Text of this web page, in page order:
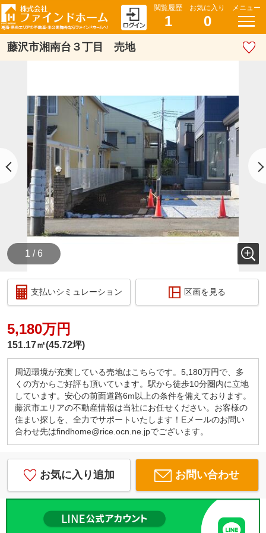
閲覧履歴
1
お気に入り
0
メニュー
藤沢市湘南台３丁目 売地
1 / 6
支払いシミュレーション 区画を見る
5,180万円
151.17㎡(45.72坪)
周辺環境が充実している売地はこちらです。5,180万円で、多
くの方からご好評も頂いています。駅から徒歩10分圏内に立地
しています。安心の前面道路6m以上の条件を備えております。
藤沢市エリアの不動産情報は当社にお任せください。お客様の
住まい探しを、全力でサポートいたします！Eメールのお問い
合わせ先はfindhome@rice.ocn.ne.jpでございます。
お気に入り追加 お問い合わせ